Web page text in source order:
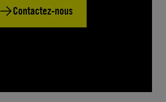
Contactez-nous